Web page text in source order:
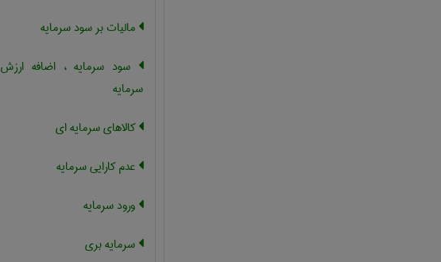
مالیات بر سود سرمایه
سود سرمایه ، اضافه ارزش
سرمایه
کالاهای سرمایه ای
عدم کارایی سرمایه
ورود سرمایه
سرمایه بری